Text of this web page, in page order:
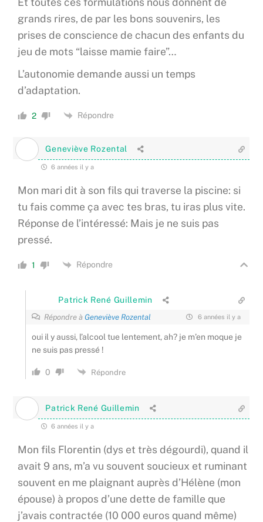
grands rires, de par les bons souvenirs, les
prises de conscience de chacun des enfants du
jeu de mots “laisse mamie faire”…
L’autonomie demande aussi un temps
d’adaptation.
2 Répondre
Geneviève Rozental
6 années il y a
Mon mari dit à son fils qui traverse la piscine: si
tu fais comme ça avec tes bras, tu iras plus vite.
Réponse de l’intéressé: Mais je ne suis pas
pressé.
1 Répondre
Patrick René Guillemin
Répondre àGeneviève Rozental 6 années il y a
oui il y aussi, l’alcool tue lentement, ah? je m’en moque je
ne suis pas pressé !
0 Répondre
Patrick René Guillemin
6 années il y a
Mon fils Florentin (dys et très dégourdi), quand il
avait 9 ans, m’a vu souvent soucieux et ruminant
souvent en me plaignant auprès d’Hélène (mon
épouse) à propos d’une dette de famille que
j’avais contractée (10 000 euros quand même)